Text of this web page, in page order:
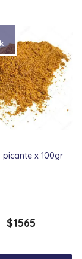
picante x 100gr
$1565